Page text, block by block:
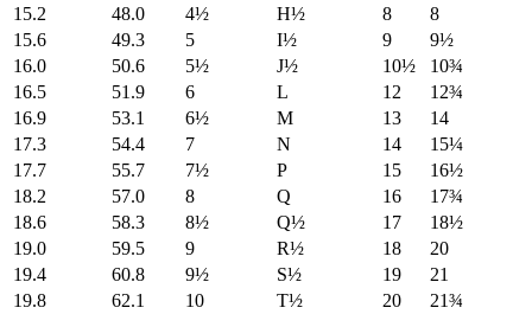
15.2
48.0 4½ H½ 8
8
15.6
49.3 5 I½ 9
9½
16.0
50.6 5½ J½ 10½
10¾
16.5
51.9 6 L 12
12¾
16.9
53.1 6½ M 13
14
17.3
54.4 7 N 14
15¼
17.7
55.7 7½ P 15
16½
18.2
57.0 8 Q 16
17¾
18.6
58.3 8½ Q½ 17
18½
19.0
59.5 9 R½ 18
20
19.4
60.8 9½ S½ 19
21
19.8
62.1 10 T½ 20
21¾